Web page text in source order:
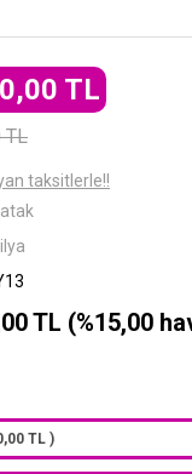
TL
TL
taksitlerle!!
TL (%15,00
TL )